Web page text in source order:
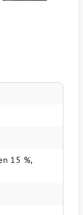
15 %,